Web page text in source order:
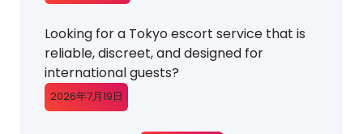
Looking for a Tokyo escort service that is
reliable, discreet, and designed for
international guests?
2026年7月19日